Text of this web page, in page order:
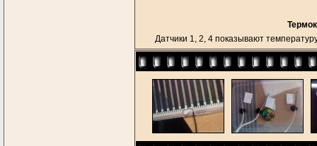
Датчики 1, 2, 4 показывают